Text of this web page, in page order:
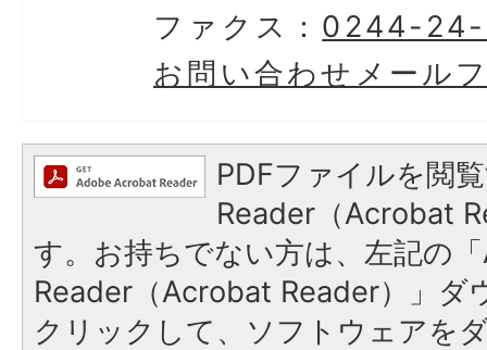
ファクス： 0244-
お問い合わせメール
PDFファイルを閲
Reader（Acrobat
す。お持ちでない方は、左記の
Reader（Acrobat Reader）」ダ
クリックして、ソフトウェアを